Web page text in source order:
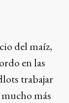
del maíz,
en las
trabajar
más